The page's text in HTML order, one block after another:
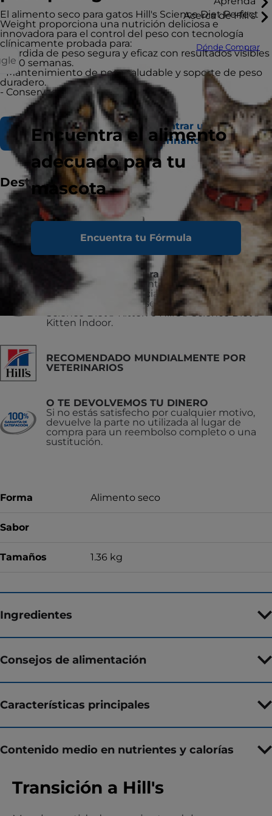
Acerca de Hill's
Dónde Comprar
Encuentra el alimento
adecuado para tu
mascota
Encuentra tu Fórmula
El alimento seco para gatos Hill's Science Diet Perfect
Weight proporciona una nutrición deliciosa e
innovadora para el control del peso con tecnología
clínicamente probada para:
- Pérdida de peso segura y eficaz con resultados visibles
en 10 semanas.
- Mantenimiento de peso saludable y soporte de peso
duradero.
- Conservación de la masa magra.
Comprar Ahora
Encontrar un refugio o
veterinario
Destacados
Recomendado para
Gatos adultos, incluyendo aquellos que son
menos activos, esterilizados o propensos al
No recomendado para
Gatitos y gatas gestantes o lactantes. Durante
la gestación o lactancia, las gatas deben
cambiar al alimento seco para gatos Hill’s®
Science Diet® Kitten o Hill's® Science Diet®
Kitten Indoor.
RECOMENDADO MUNDIALMENTE POR
VETERINARIOS
O TE DEVOLVEMOS TU DINERO
Si no estás satisfecho por cualquier motivo,
devuelve la parte no utilizada al lugar de
compra para un reembolso completo o una
sustitución.
Forma Alimento seco
Sabor
Tamaños 1.36 kg
Ingredientes
Consejos de alimentación
Características principales
Contenido medio en nutrientes y calorías
Transición a Hill's